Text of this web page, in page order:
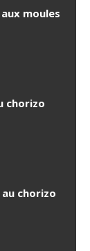
moules
chorizo
chorizo